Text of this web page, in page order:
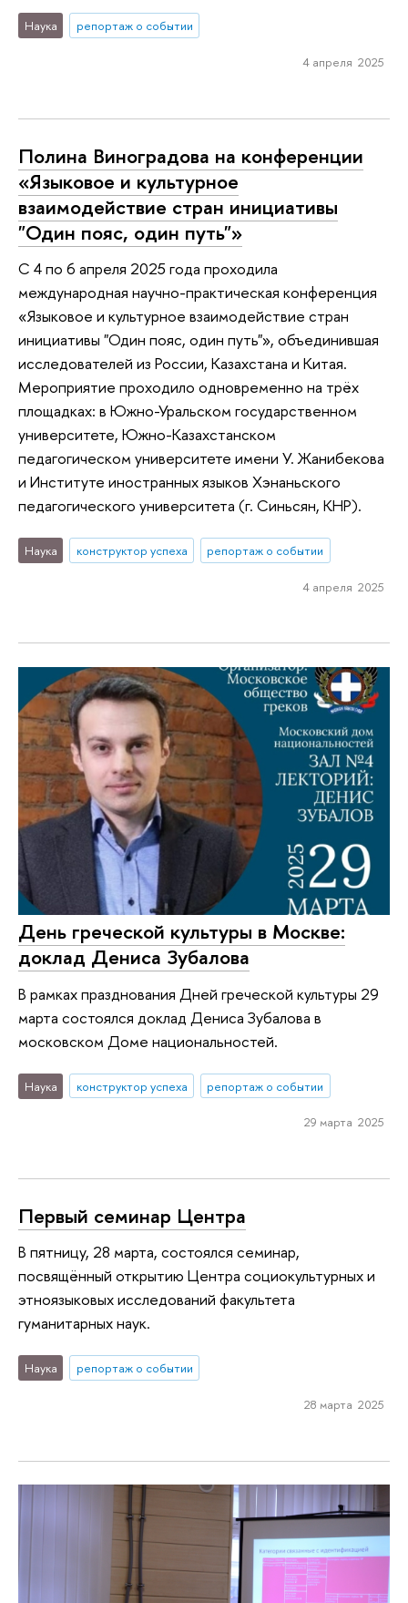
Наука репортаж о событии
4 апреля 2025
Полина Виноградова на конференции
«Языковое и культурное
взаимодействие стран инициативы
"Один пояс, один путь"»
С 4 по 6 апреля 2025 года проходила
международная научно-практическая конференция
«Языковое и культурное взаимодействие стран
инициативы "Один пояс, один путь"», объединившая
исследователей из России, Казахстана и Китая.
Мероприятие проходило одновременно на трёх
площадках: в Южно-Уральском государственном
университете, Южно-Казахстанском
педагогическом университете имени У. Жанибекова
и Институте иностранных языков Хэнаньского
педагогического университета (г. Синьсян, КНР).
Наука конструктор успеха репортаж о событии
4 апреля 2025
День греческой культуры в Москве:
доклад Дениса Зубалова
В рамках празднования Дней греческой культуры 29
марта состоялся доклад Дениса Зубалова в
московском Доме национальностей.
Наука конструктор успеха репортаж о событии
29 марта 2025
Первый семинар Центра
В пятницу, 28 марта, состоялся семинар,
посвящённый открытию Центра социокультурных и
этноязыковых исследований факультета
гуманитарных наук.
Наука репортаж о событии
28 марта 2025